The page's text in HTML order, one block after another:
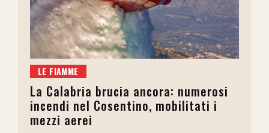
LE FIAMME
La Calabria brucia ancora: numerosi
incendi nel Cosentino, mobilitati i
mezzi aerei